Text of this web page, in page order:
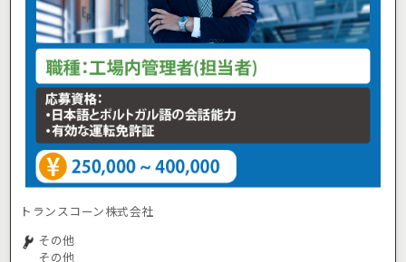
トランスコーン株式会社
その他
その他